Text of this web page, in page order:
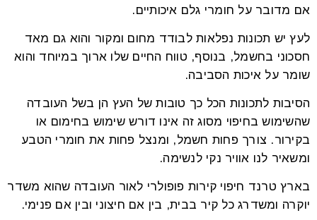
אם מדובר על חומרי גלם איכותיים.
לעץ יש תכונות נפלאות לבודד מחום ומקור והוא גם מאד
חסכוני בחשמל, בנוסף, טווח החיים שלו ארוך במיוחד והוא
שומר על איכות הסביבה.
הסיבות לתכונות הכל כך טובות של העץ הן בשל העובדה
שהשימוש בחיפוי מסוג זה אינו דורש שימוש בחימום או
בקירור. צורך פחות חשמל, ומנצל פחות את חומרי הטבע
ומשאיר לנו אוויר נקי לנשימה.
בארץ טרנד חיפוי קירות פופולרי לאור העובדה שהוא משדר
יוקרה ומשדרג כל קיר בבית, בין אם חיצוני ובין אם פנימי.